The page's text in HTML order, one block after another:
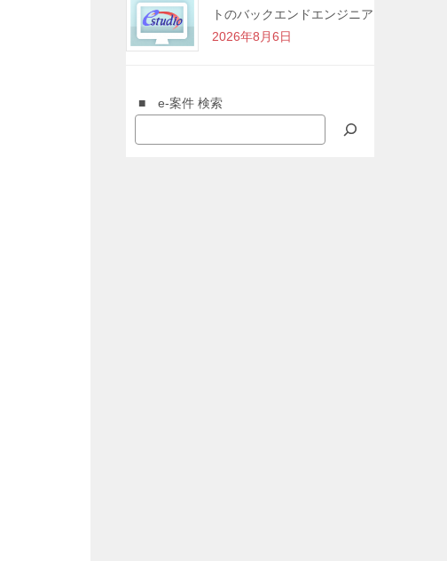
トのバックエンドエンジニア
2026年8月6日
■ e-案件 検索